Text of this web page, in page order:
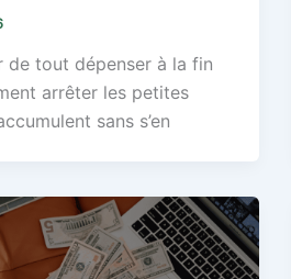
de tout dépenser à la fin
arrêter les petites
sans s’en